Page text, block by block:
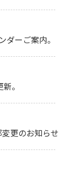
ーご案内。
。
更のお知らせ